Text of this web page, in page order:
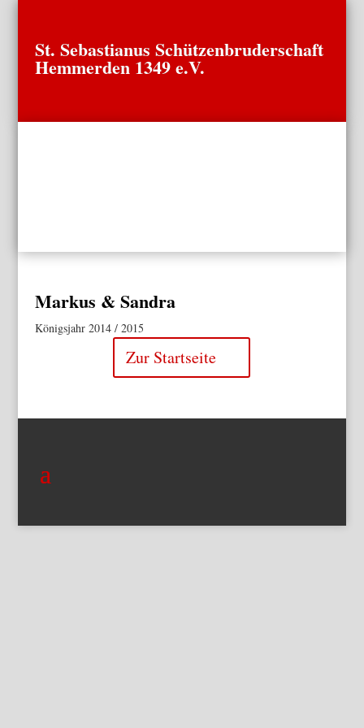
St. Sebastianus Schützenbruderschaft
Hemmerden 1349 e.V.
Markus & Sandra
Königsjahr 2014 / 2015
Zur Startseite